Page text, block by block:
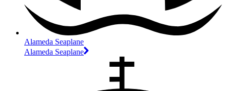
Alameda Seaplane
Alameda Seaplane